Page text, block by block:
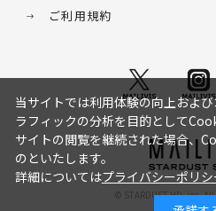
ご利用規約
© STARDUST HD. inc. All
当サイトでは利用体験の向上およ
ラフィックの分析を目的として
サイトの閲覧を継続された場合、
のといたします。
詳細についてはプライバシーポリシ